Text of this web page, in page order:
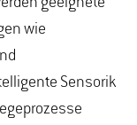
wie
Sensorik